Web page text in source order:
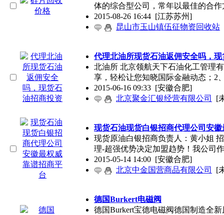
体的综合型公司，常年以最佳的合作
2015-08-26 16:44 [江苏苏州]
昆山市玉山镇伍征物资回收站
代理北油所现货石油返佣安全吗，
北油所 北京领航天下石油化工管理
享，轻松让您知晓国际金融动态；2
2015-06-16 09:33 [安徽合肥]
北京聚金汇银经营有限公司
[
现货石油现货白银招商代理公司安
现货原油白银招商负责人：黄小姐
理-超强优势决定加盟趋势！我公司
2015-05-14 14:00 [安徽合肥]
北京中金国营商品有限公司
[
德国Burkert电磁阀
德国Burkert宝德电磁阀德国制造全